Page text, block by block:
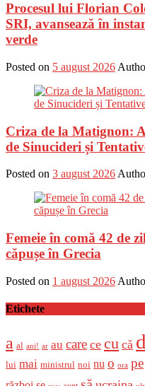
Procesul lui Florian
SRI, avansează în
verde
Posted on 5 august 2026
Criza de la Matignon:
de Sinucideri și
Posted on 3 august 2026
Femeie în comă 42 de
căpușe în Grecia
Posted on 1 august 2026
Etichete
a al ani! ar au care ce cu că
lui mai ministrul noi nu o ora pe